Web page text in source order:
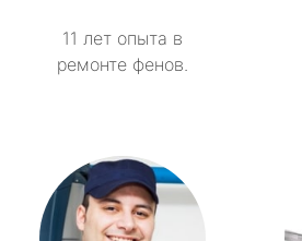
11 лет опыта в
ремонте фенов.